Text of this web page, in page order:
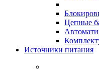
Цепные
Источники питания